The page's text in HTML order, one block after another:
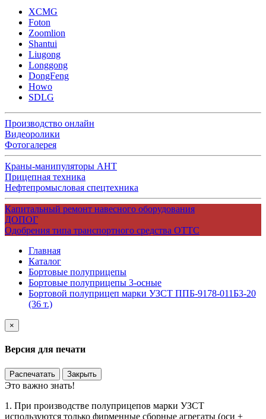
XCMG
Foton
Zoomlion
Shantui
Liugong
Longgong
DongFeng
Howo
SDLG
Производство онлайн
Видеоролики
Фотогалерея
Краны-манипуляторы АНТ
Прицепная техника
Нефтепромысловая спецтехника
Капитальный ремонт навесного оборудования
ДОПОГ
Одобрения типа транспортного средства ОТТС
Главная
Каталог
Бортовые полуприцепы
Бортовые полуприцепы 3-осные
Бортовой полуприцеп марки УЗСТ ППБ-9178-011Б3-20
(36 т.)
×
Версия для печати
Распечатать Закрыть
Это важно знать!
1. При производстве полуприцепов марки УЗСТ
используются только фирменные сборные агрегаты (оси +